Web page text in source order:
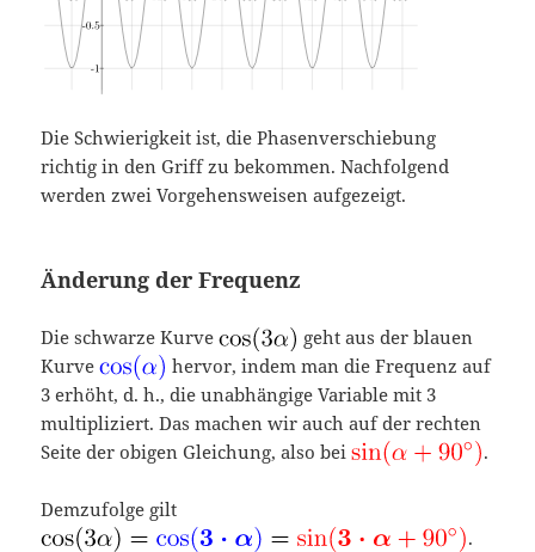
Die Schwierigkeit ist, die Phasenverschiebung
richtig in den Griff zu bekommen. Nachfolgend
werden zwei Vorgehensweisen aufgezeigt.
Änderung der Frequenz
Die schwarze Kurve
geht aus der blauen
Kurve
hervor, indem man die Frequenz auf
3 erhöht, d. h., die unabhängige Variable mit 3
multipliziert. Das machen wir auch auf der rechten
Seite der obigen Gleichung, also bei
.
Demzufolge gilt
.